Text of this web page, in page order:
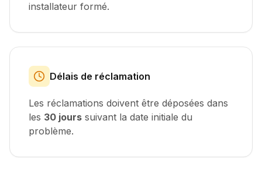
installateur formé.
Délais de réclamation
Les réclamations doivent être déposées dans
les 30 jours suivant la date initiale du
problème.